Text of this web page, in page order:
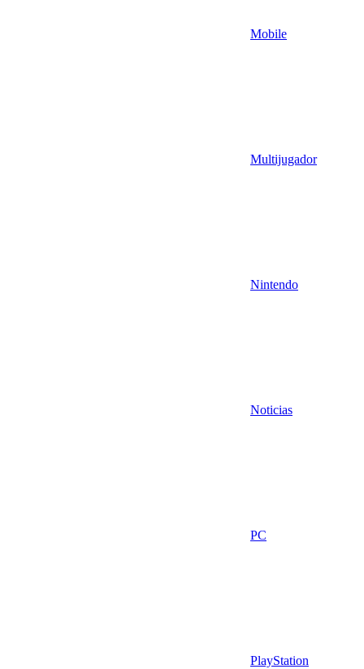
Mobile
Multijugador
Nintendo
Noticias
PC
PlayStation